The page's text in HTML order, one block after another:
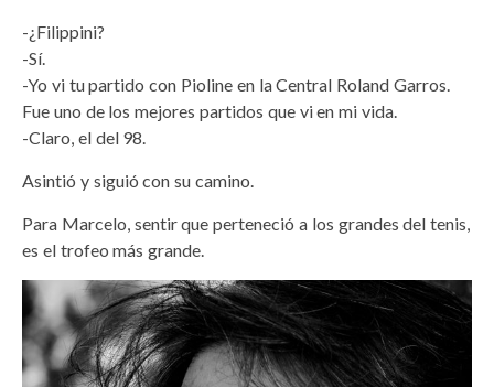
-¿Filippini?
-Sí.
-Yo vi tu partido con Pioline en la Central Roland Garros.
Fue uno de los mejores partidos que vi en mi vida.
-Claro, el del 98.
Asintió y siguió con su camino.
Para Marcelo, sentir que perteneció a los grandes del tenis,
es el trofeo más grande.